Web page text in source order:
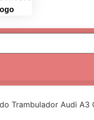
Trambulador Audi A3